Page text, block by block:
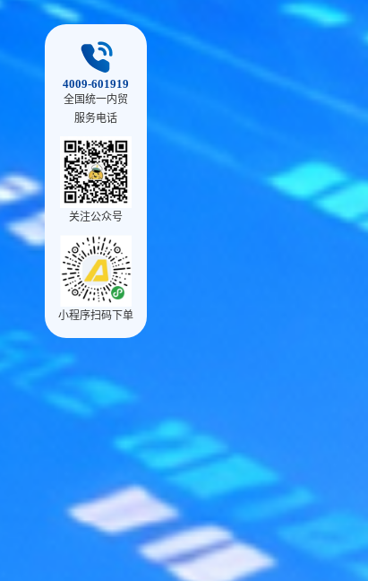
4009-601919
全国统一内贸
服务电话
关注公众号
小程序扫码下单